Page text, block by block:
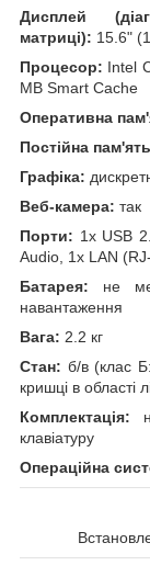
Дисплей
матриці): 15.6"
Процесор: Intel
MB Smart Cache
Оперативна
Постійна
Графіка:
Веб-камера: так
Порти: 1x USB
Audio, 1x LAN
Батарея: не
навантаження
Вага: 2.2 кг
Стан: б/в (клас
кришці в області
Комплектація:
клавіатуру
Операційна